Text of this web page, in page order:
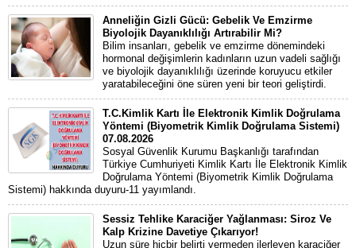
Anneliğin Gizli Gücü: Gebelik Ve Emzirme
Biyolojik Dayanıklılığı Artırabilir Mi?
Bilim insanları, gebelik ve emzirme dönemindeki
hormonal değişimlerin kadınların uzun vadeli sağlığı
ve biyolojik dayanıklılığı üzerinde koruyucu etkiler
yaratabileceğini öne süren yeni bir teori geliştirdi.
T.C.Kimlik Kartı İle Elektronik Kimlik Doğrulama
Yöntemi (Biyometrik Kimlik Doğrulama Sistemi)
07.08.2026
Sosyal Güvenlik Kurumu Başkanlığı tarafından
Türkiye Cumhuriyeti Kimlik Kartı İle Elektronik Kimlik
Doğrulama Yöntemi (Biyometrik Kimlik Doğrulama
Sistemi) hakkında duyuru-11 yayımlandı.
Sessiz Tehlike Karaciğer Yağlanması: Siroz Ve
Kalp Krizine Davetiye Çıkarıyor!
Uzun süre hiçbir belirti vermeden ilerleyen karaciğer